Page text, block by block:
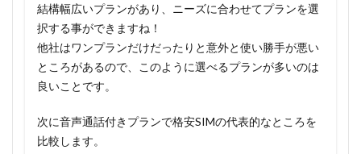
結構幅広いプランがあり、ニーズに合わせてプランを選
択する事ができますね！
他社はワンプランだけだったりと意外と使い勝手が悪い
ところがあるので、このように選べるプランが多いのは
良いことです。
次に音声通話付きプランで格安SIMの代表的なところを
比較します。